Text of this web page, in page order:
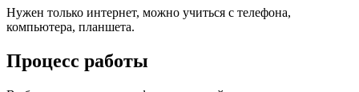
Нужен только интернет, можно учиться с телефона,
компьютера, планшета.
Процесс работы